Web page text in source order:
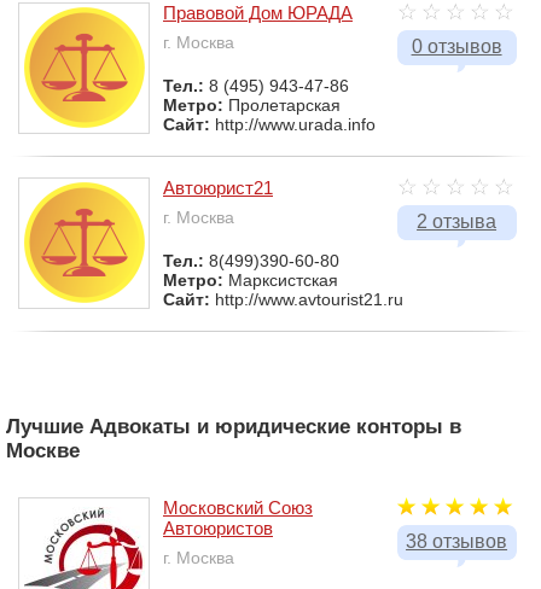
0 отзывов
Правовой Дом ЮРАДА
г. Москва
Тел.: 8 (495) 943-47-86
Метро: Пролетарская
Сайт: http://www.urada.info
2 отзыва
Автоюрист21
г. Москва
Тел.: 8(499)390-60-80
Метро: Марксистская
Сайт: http://www.avtourist21.ru
Лучшие Адвокаты и юридические конторы в
Москве
38 отзывов
Московский Союз
Автоюристов
г. Москва